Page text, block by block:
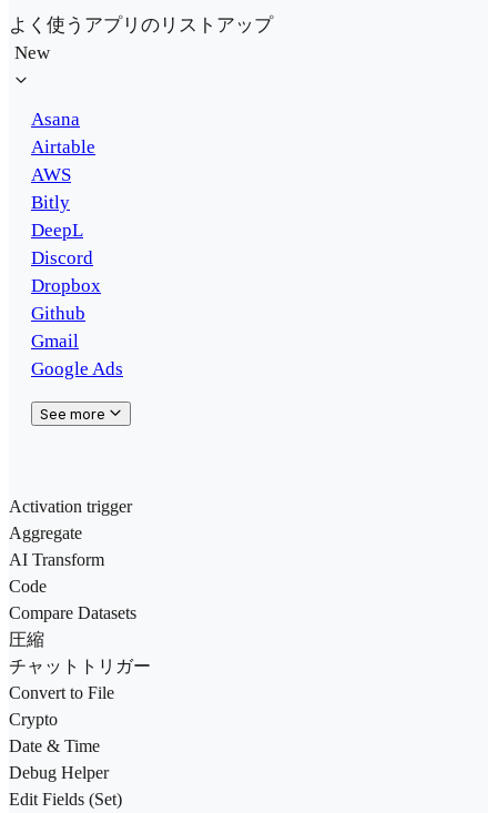
よく使うアプリのリストアップ
New
Asana
Airtable
AWS
Bitly
DeepL
Discord
Dropbox
Github
Gmail
Google Ads
See more
Activation trigger
Aggregate
AI Transform
Code
Compare Datasets
圧縮
チャットトリガー
Convert to File
Crypto
Date & Time
Debug Helper
Edit Fields (Set)